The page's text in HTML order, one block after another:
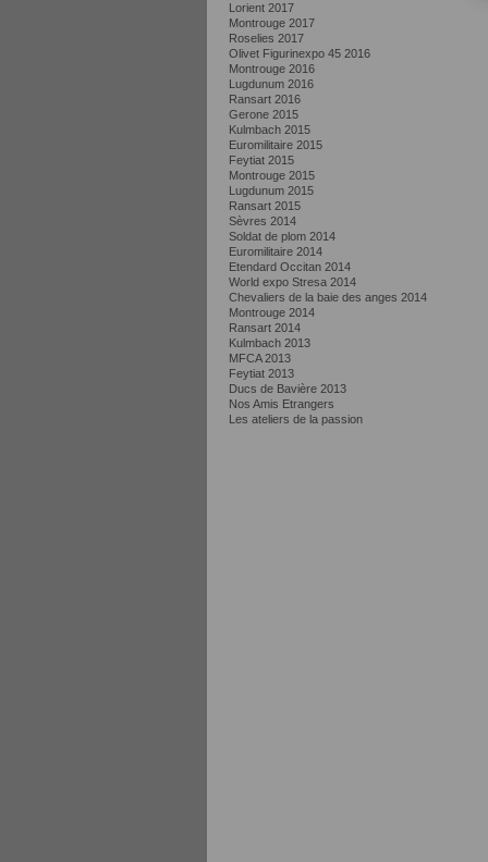
Lorient 2017
Montrouge 2017
Roselies 2017
Olivet Figurinexpo 45 2016
Montrouge 2016
Lugdunum 2016
Ransart 2016
Gerone 2015
Kulmbach 2015
Euromilitaire 2015
Feytiat 2015
Montrouge 2015
Lugdunum 2015
Ransart 2015
Sèvres 2014
Soldat de plom 2014
Euromilitaire 2014
Etendard Occitan 2014
World expo Stresa 2014
Chevaliers de la baie des anges 2014
Montrouge 2014
Ransart 2014
Kulmbach 2013
MFCA 2013
Feytiat 2013
Ducs de Bavière 2013
Nos Amis Etrangers
Les ateliers de la passion